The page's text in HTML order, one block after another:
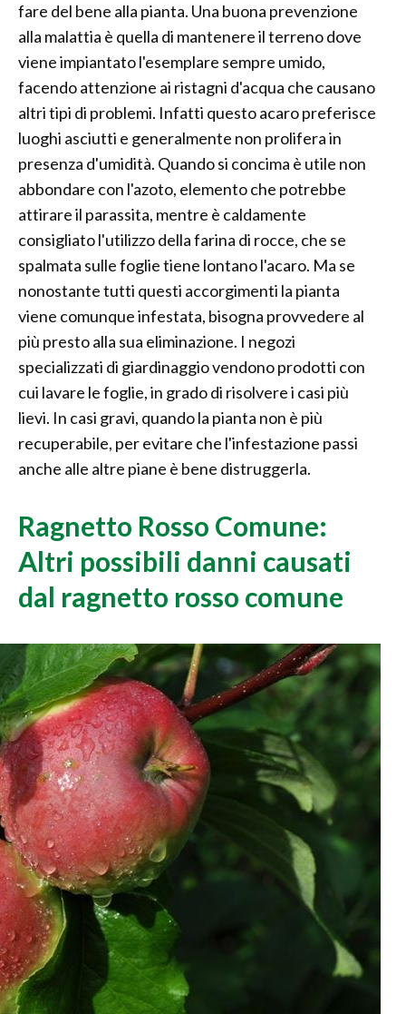
fare del bene alla pianta. Una buona prevenzione
alla malattia è quella di mantenere il terreno dove
viene impiantato l'esemplare sempre umido,
facendo attenzione ai ristagni d'acqua che causano
altri tipi di problemi. Infatti questo acaro preferisce
luoghi asciutti e generalmente non prolifera in
presenza d'umidità. Quando si concima è utile non
abbondare con l'azoto, elemento che potrebbe
attirare il parassita, mentre è caldamente
consigliato l'utilizzo della farina di rocce, che se
spalmata sulle foglie tiene lontano l'acaro. Ma se
nonostante tutti questi accorgimenti la pianta
viene comunque infestata, bisogna provvedere al
più presto alla sua eliminazione. I negozi
specializzati di giardinaggio vendono prodotti con
cui lavare le foglie, in grado di risolvere i casi più
lievi. In casi gravi, quando la pianta non è più
recuperabile, per evitare che l'infestazione passi
anche alle altre piane è bene distruggerla.
Ragnetto Rosso Comune:
Altri possibili danni causati
dal ragnetto rosso comune